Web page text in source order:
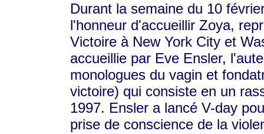
Durant la semaine du 10
l'honneur d'accueillir Zoya,
Victoire à New York City et
accueillie par Eve Ensler,
monologues du vagin et
victoire) qui consiste en un
1997. Ensler a lancé V-day
prise de conscience de la